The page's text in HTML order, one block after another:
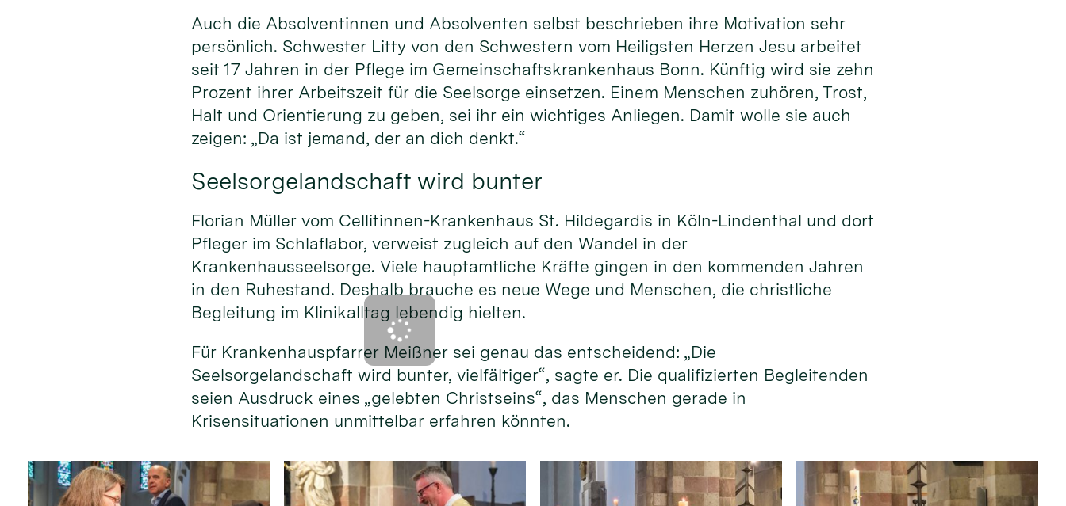
Auch die Absolventinnen und Absolventen selbst beschrieben ihre Motivation sehr
persönlich. Schwester Litty von den Schwestern vom Heiligsten Herzen Jesu arbeitet
seit 17 Jahren in der Pflege im Gemeinschaftskrankenhaus Bonn. Künftig wird sie zehn
Prozent ihrer Arbeitszeit für die Seelsorge einsetzen. Einem Menschen zuhören, Trost,
Halt und Orientierung zu geben, sei ihr ein wichtiges Anliegen. Damit wolle sie auch
zeigen: „Da ist jemand, der an dich denkt.“
Seelsorgelandschaft wird bunter
Florian Müller vom Cellitinnen-Krankenhaus St. Hildegardis in Köln-Lindenthal und dort
Pfleger im Schlaflabor, verweist zugleich auf den Wandel in der
Krankenhausseelsorge. Viele hauptamtliche Kräfte gingen in den kommenden Jahren
in den Ruhestand. Deshalb brauche es neue Wege und Menschen, die christliche
Begleitung im Klinikalltag lebendig hielten.
Für Krankenhauspfarrer Meißner sei genau das entscheidend: „Die
Seelsorgelandschaft wird bunter, vielfältiger“, sagte er. Die qualifizierten Begleitenden
seien Ausdruck eines „gelebten Christseins“, das Menschen gerade in
Krisensituationen unmittelbar erfahren könnten.